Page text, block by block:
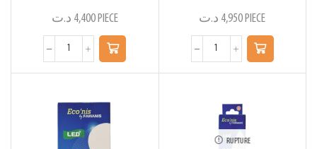
4,400 د.ت PIECE 4,950 د.ت PIECE
RUPTURE